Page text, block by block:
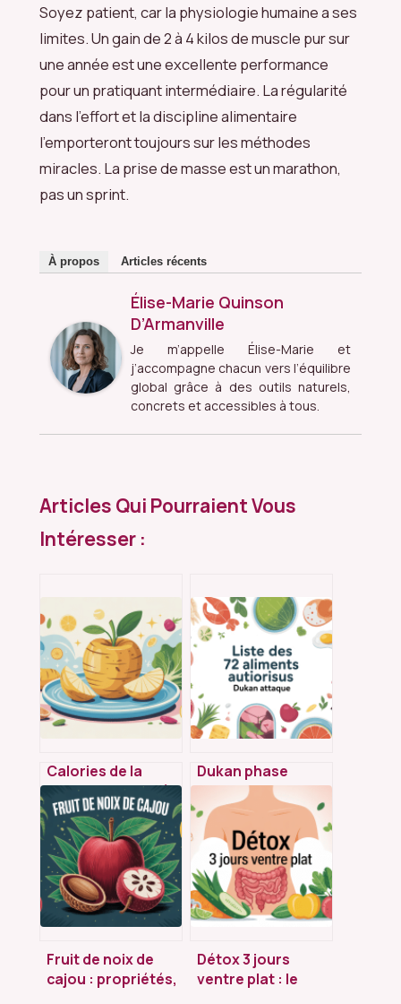
Soyez patient, car la physiologie humaine a ses
limites. Un gain de 2 à 4 kilos de muscle pur sur
une année est une excellente performance
pour un pratiquant intermédiaire. La régularité
dans l’effort et la discipline alimentaire
l’emporteront toujours sur les méthodes
miracles. La prise de masse est un marathon,
pas un sprint.
À propos Articles récents
Élise-Marie Quinson
D’Armanville
Je m’appelle Élise-Marie et
j’accompagne chacun vers l’équilibre
global grâce à des outils naturels,
concrets et accessibles à tous.
Articles Qui Pourraient Vous
Intéresser :
Calories de la
pomme de terre à
l’eau : valeurs,
portions et impact
minceur
Dukan phase
d’attaque : liste
complète des 72
aliments autorisés
Fruit de noix de
cajou : propriétés,
Détox 3 jours
ventre plat : le